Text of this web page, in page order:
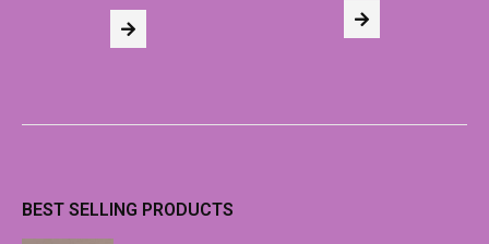
BEST SELLING PRODUCTS